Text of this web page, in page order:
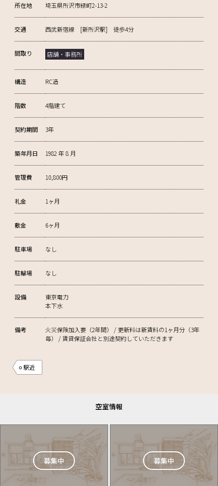
所在地 埼玉県所沢市緑町2-13-2
交通 西武新宿線 [新所沢駅] 徒歩4分
間取り 店舗・事務所
構造 RC造
階数 4階建て
契約期間 3年
築年月日 1982 年 8 月
管理費 10,800円
礼金 1ヶ月
敷金 6ヶ月
駐車場 なし
駐輪場 なし
設備
東京電力
本下水
備考
火災保険加入要（2年間） / 更新料は新賃料の1ヶ月分（3年
毎） / 賃貸保証会社と別途契約していただきます
駅近
空室情報
募集中 募集中